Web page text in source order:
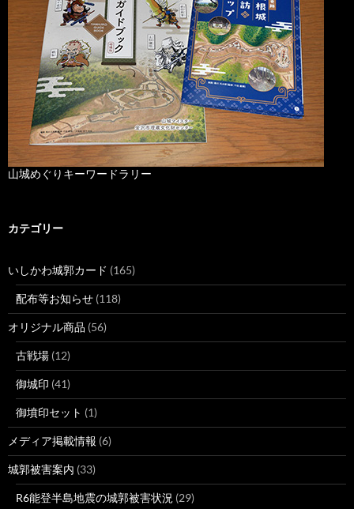
山城めぐりキーワードラリー
カテゴリー
いしかわ城郭カード (165)
配布等お知らせ (118)
オリジナル商品 (56)
古戦場 (12)
御城印 (41)
御墳印セット (1)
メディア掲載情報 (6)
城郭被害案内 (33)
R6能登半島地震の城郭被害状況 (29)